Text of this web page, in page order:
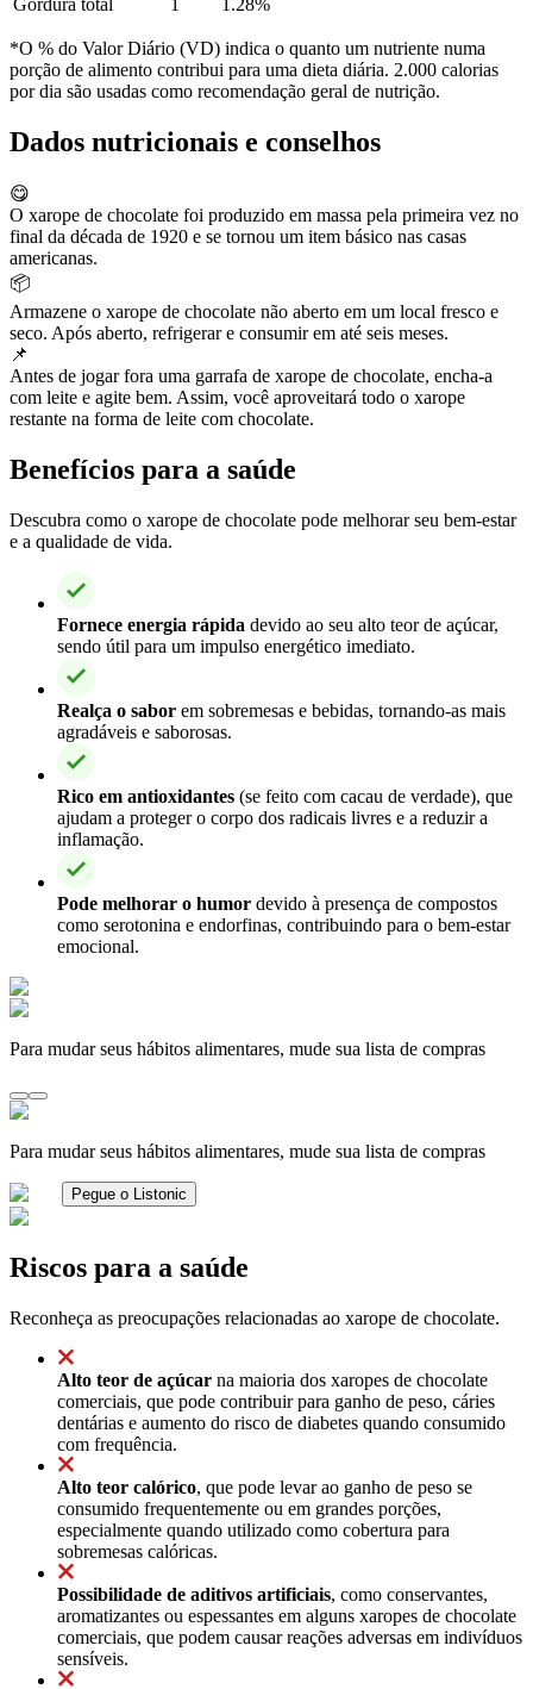
Gordura total
1 1.28%
*O % do Valor Diário (VD) indica o quanto um nutriente numa
porção de alimento contribui para uma dieta diária. 2.000 calorias
por dia são usadas como recomendação geral de nutrição.
Dados nutricionais e conselhos
😋
O xarope de chocolate foi produzido em massa pela primeira vez no
final da década de 1920 e se tornou um item básico nas casas
americanas.
📦
Armazene o xarope de chocolate não aberto em um local fresco e
seco. Após aberto, refrigerar e consumir em até seis meses.
📌
Antes de jogar fora uma garrafa de xarope de chocolate, encha-a
com leite e agite bem. Assim, você aproveitará todo o xarope
restante na forma de leite com chocolate.
Benefícios para a saúde
Descubra como o xarope de chocolate pode melhorar seu bem-estar
e a qualidade de vida.
Fornece energia rápida devido ao seu alto teor de açúcar,
sendo útil para um impulso energético imediato.
Realça o sabor em sobremesas e bebidas, tornando-as mais
agradáveis e saborosas.
Rico em antioxidantes (se feito com cacau de verdade), que
ajudam a proteger o corpo dos radicais livres e a reduzir a
inflamação.
Pode melhorar o humor devido à presença de compostos
como serotonina e endorfinas, contribuindo para o bem-estar
emocional.
Para mudar seus hábitos alimentares, mude sua lista de compras
Para mudar seus hábitos alimentares, mude sua lista de compras
Pegue o Listonic
Riscos para a saúde
Reconheça as preocupações relacionadas ao xarope de chocolate.
Alto teor de açúcar na maioria dos xaropes de chocolate
comerciais, que pode contribuir para ganho de peso, cáries
dentárias e aumento do risco de diabetes quando consumido
com frequência.
Alto teor calórico, que pode levar ao ganho de peso se
consumido frequentemente ou em grandes porções,
especialmente quando utilizado como cobertura para
sobremesas calóricas.
Possibilidade de aditivos artificiais, como conservantes,
aromatizantes ou espessantes em alguns xaropes de chocolate
comerciais, que podem causar reações adversas em indivíduos
sensíveis.